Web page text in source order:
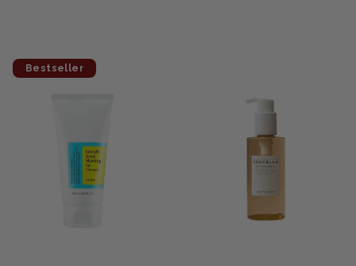
Bestseller